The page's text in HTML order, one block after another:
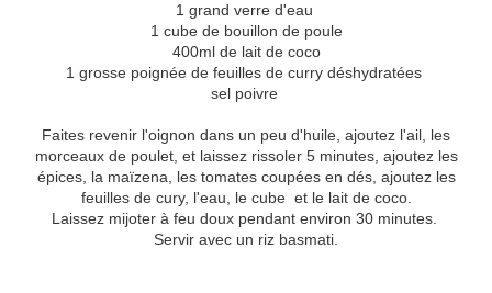
1 grand verre d'eau
1 cube de bouillon de poule
400ml de lait de coco
1 grosse poignée de feuilles de curry déshydratées
sel poivre
Faites revenir l'oignon dans un peu d'huile, ajoutez l'ail, les
morceaux de poulet, et laissez rissoler 5 minutes, ajoutez les
épices, la maïzena, les tomates coupées en dés, ajoutez les
feuilles de cury, l'eau, le cube et le lait de coco.
Laissez mijoter à feu doux pendant environ 30 minutes.
Servir avec un riz basmati.